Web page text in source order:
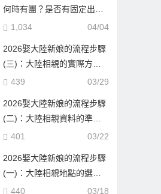
何時有團？是否有固定出團
日期？
04/04
1,034
2026娶大陸新娘的流程步驟
(三)：大陸相親的實際方式
與流程！
03/29
439
2026娶大陸新娘的流程步驟
(二)：大陸相親資料的準備
與報名確認！
03/22
401
2026娶大陸新娘的流程步驟
(一)：大陸相親地點的選
擇！
03/18
440